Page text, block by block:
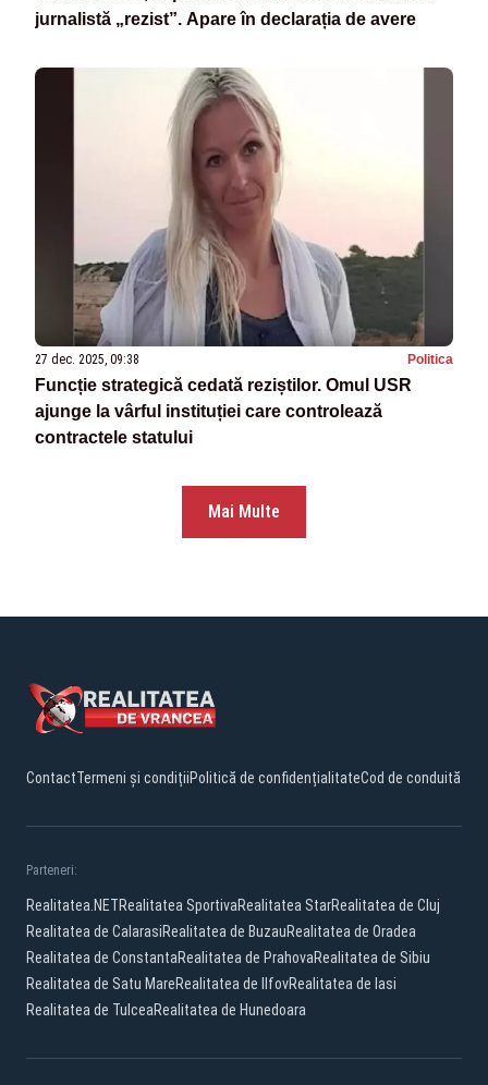
jurnalistă „rezist”. Apare în declarația de avere
27 dec. 2025, 09:38 Politica
Funcție strategică cedată reziștilor. Omul USR
ajunge la vârful instituției care controlează
contractele statului
Mai Multe
ContactTermeni și condițiiPolitică de confidențialitateCod de conduită
Parteneri:
Realitatea.NETRealitatea SportivaRealitatea StarRealitatea de Cluj
Realitatea de CalarasiRealitatea de BuzauRealitatea de Oradea
Realitatea de ConstantaRealitatea de PrahovaRealitatea de Sibiu
Realitatea de Satu MareRealitatea de IlfovRealitatea de Iasi
Realitatea de TulceaRealitatea de Hunedoara